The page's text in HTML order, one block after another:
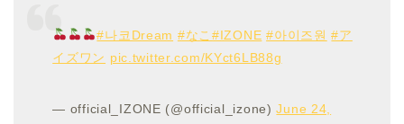
#나코Dream #なこ#IZONE #아이즈원 #ア
イズワン pic.twitter.com/KYct6LB88g
— official_IZONE (@official_izone)June 24,